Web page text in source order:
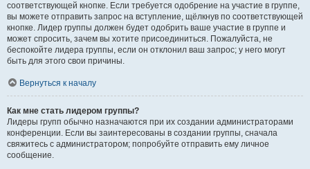
соответствующей кнопке. Если требуется одобрение на участие в группе,
вы можете отправить запрос на вступление, щёлкнув по соответствующей
кнопке. Лидер группы должен будет одобрить ваше участие в группе и
может спросить, зачем вы хотите присоединиться. Пожалуйста, не
беспокойте лидера группы, если он отклонил ваш запрос; у него могут
быть для этого свои причины.
Вернуться к началу
Как мне стать лидером группы?
Лидеры групп обычно назначаются при их создании администраторами
конференции. Если вы заинтересованы в создании группы, сначала
свяжитесь с администратором; попробуйте отправить ему личное
сообщение.